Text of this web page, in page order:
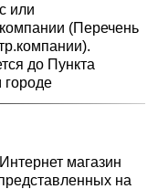
или
(Перечень
до Пункта
магазин
на